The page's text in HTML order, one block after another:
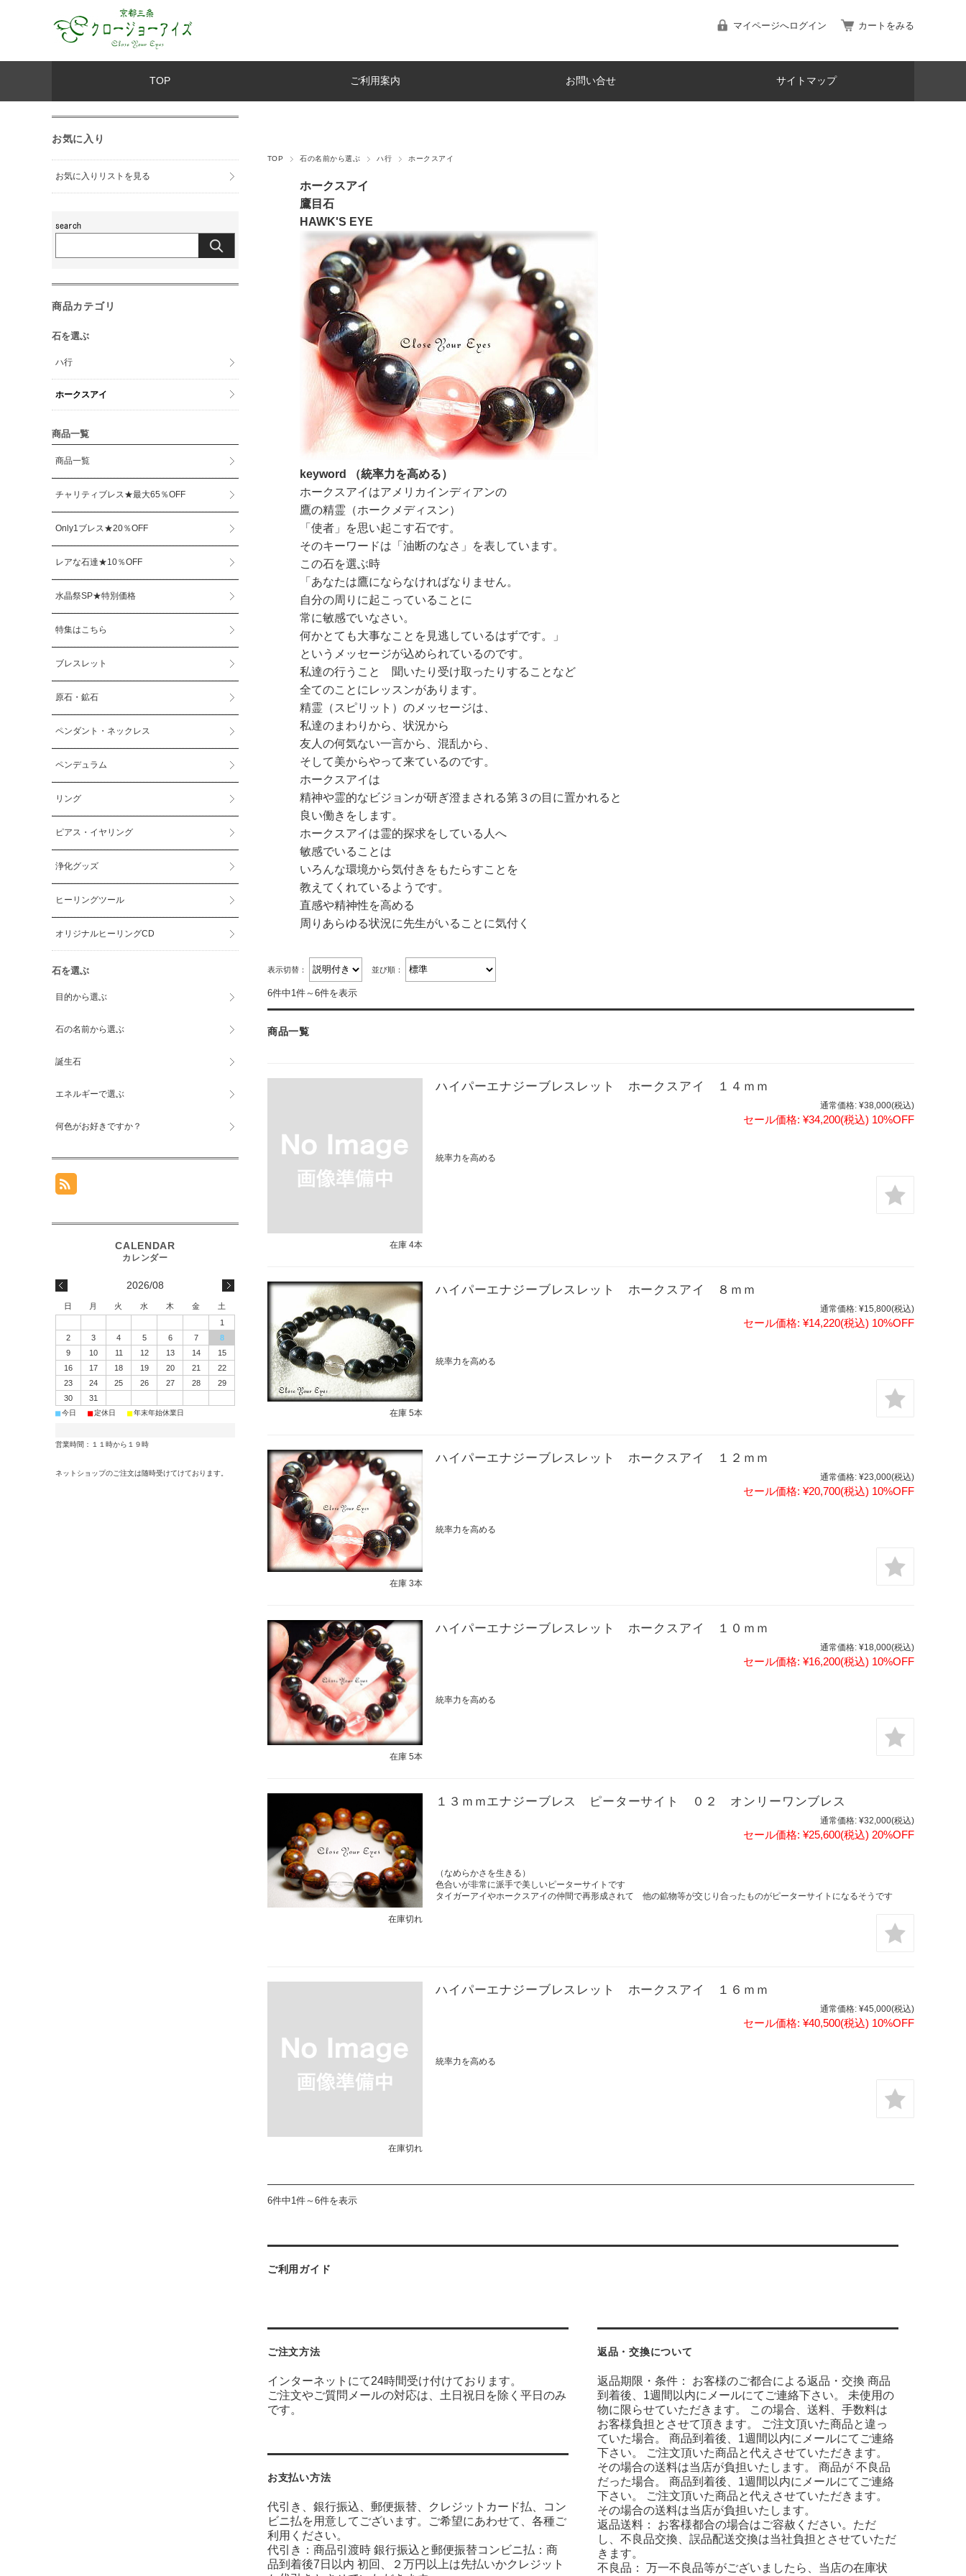
マイページへログイン カートをみる
TOP ご利用案内 お問い合せ サイトマップ
TOP 石の名前から選ぶ ハ行 ホークスアイ
ホークスアイ
鷹目石
HAWK'S EYE
keyword （統率力を高める）
ホークスアイはアメリカインディアンの
鷹の精霊（ホークメディスン）
「使者」を思い起こす石です。
そのキーワードは「油断のなさ」を表しています。
この石を選ぶ時
「あなたは鷹にならなければなりません。
自分の周りに起こっていることに
常に敏感でいなさい。
何かとても大事なことを見逃しているはずです。」
というメッセージが込められているのです。
私達の行うこと 聞いたり受け取ったりすることなど
全てのことにレッスンがあります。
精霊（スピリット）のメッセージは、
私達のまわりから、状況から
友人の何気ない一言から、混乱から、
そして美からやって来ているのです。
ホークスアイは
精神や霊的なビジョンが研ぎ澄まされる第３の目に置かれると
良い働きをします。
ホークスアイは霊的探求をしている人へ
敏感でいることは
いろんな環境から気付きをもたらすことを
教えてくれているようです。
直感や精神性を高める
周りあらゆる状況に先生がいることに気付く
表示切替： 並び順：
6件中1件～6件を表示
商品一覧
在庫 4本
ハイパーエナジーブレスレット ホークスアイ １４ｍｍ
通常価格: ¥38,000(税込)
セール価格: ¥34,200(税込) 10%OFF
統率力を高める
在庫 5本
ハイパーエナジーブレスレット ホークスアイ ８ｍｍ
通常価格: ¥15,800(税込)
セール価格: ¥14,220(税込) 10%OFF
統率力を高める
在庫 3本
ハイパーエナジーブレスレット ホークスアイ １２ｍｍ
通常価格: ¥23,000(税込)
セール価格: ¥20,700(税込) 10%OFF
統率力を高める
在庫 5本
ハイパーエナジーブレスレット ホークスアイ １０ｍｍ
通常価格: ¥18,000(税込)
セール価格: ¥16,200(税込) 10%OFF
統率力を高める
在庫切れ
１３ｍｍエナジーブレス ピーターサイト ０２ オンリーワンブレス
通常価格: ¥32,000(税込)
セール価格: ¥25,600(税込) 20%OFF
（なめらかさを生きる）
色合いが非常に派手で美しいピーターサイトです
タイガーアイやホークスアイの仲間で再形成されて 他の鉱物等が交じり合ったものがピーターサイトになるそうです
在庫切れ
ハイパーエナジーブレスレット ホークスアイ １６ｍｍ
通常価格: ¥45,000(税込)
セール価格: ¥40,500(税込) 10%OFF
統率力を高める
6件中1件～6件を表示
ご利用ガイド
ご注文方法
インターネットにて24時間受け付けております。
ご注文やご質問メールの対応は、土日祝日を除く平日のみ
です。
お支払い方法
代引き、銀行振込、郵便振替、クレジットカード払、コン
ビニ払を用意してございます。ご希望にあわせて、各種ご
利用ください。
代引き：商品引渡時 銀行振込と郵便振替コンビニ払：商
品到着後7日以内 初回、２万円以上は先払いかクレジット
返品・交換について
返品期限・条件： お客様のご都合による返品・交換 商品
到着後、1週間以内にメールにてご連絡下さい。 未使用の
物に限らせていただきます。 この場合、送料、手数料は
お客様負担とさせて頂きます。 ご注文頂いた商品と違っ
ていた場合。 商品到着後、1週間以内にメールにてご連絡
下さい。 ご注文頂いた商品と代えさせていただきます。
その場合の送料は当店が負担いたします。 商品が 不良品
だった場合。 商品到着後、1週間以内にメールにてご連絡
下さい。 ご注文頂いた商品と代えさせていただきます。
その場合の送料は当店が負担いたします。
返品送料： お客様都合の場合はご容赦ください。ただ
し、不良品交換、誤品配送交換は当社負担とさせていただ
きます。
不良品： 万一不良品等がございましたら、当店の在庫状
お気に入り
お気に入りリストを見る
商品カテゴリ
石を選ぶ
ハ行
ホークスアイ
商品一覧
商品一覧
チャリティブレス★最大65％OFF
Only1ブレス★20％OFF
レアな石達★10％OFF
水晶祭SP★特別価格
特集はこちら
ブレスレット
原石・鉱石
ペンダント・ネックレス
ペンデュラム
リング
ピアス・イヤリング
浄化グッズ
ヒーリングツール
オリジナルヒーリングCD
石を選ぶ
目的から選ぶ
石の名前から選ぶ
誕生石
エネルギーで選ぶ
何色がお好きですか？
2026/08
日 月 火 水 木 金
土
1
2
3 4 5 6 7
8
9
10 11 12 13 14
15
16
17 18 19 20 21
22
23
24 25 26 27 28
29
30
31
■今日 ■定休日 ■年末年始休業日
営業時間：１１時から１９時
ネットショップのご注文は随時受けてけております。